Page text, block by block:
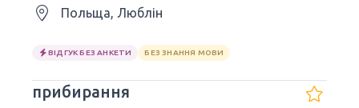
Польща, Люблін
ВІДГУК БЕЗ АНКЕТИ БЕЗ ЗНАННЯ МОВИ
прибирання